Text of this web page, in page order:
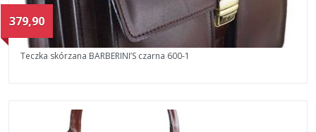
379,90
Teczka skórzana BARBERINI’S czarna 600-1